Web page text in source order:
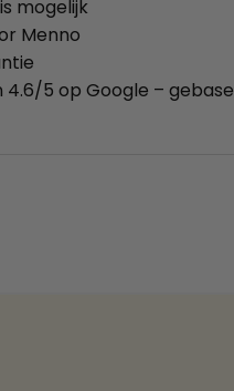
mogelijk
Menno
5 op Google –